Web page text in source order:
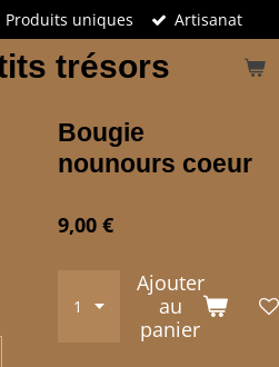
trésors
Produits uniques Artisanat
Bougie
nounours coeur
9,00 €
Ajouter
au
panier